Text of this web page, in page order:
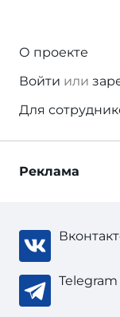
О проекте
Войти или
Для
Реклама
Telegram